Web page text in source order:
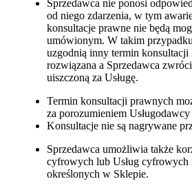
Sprzedawca nie ponosi
od niego zdarzenia, w tym
konsultacje prawne nie będą
umówionym. W takim
uzgodnią inny termin konsultacji
rozwiązana a Sprzedawca
uiszczoną za Usługę.
Termin konsultacji prawnych
za porozumieniem
Konsultacje nie są nagrywane
Sprzedawca umożliwia także
cyfrowych lub Usług cyfrowych
określonych w Sklepie.